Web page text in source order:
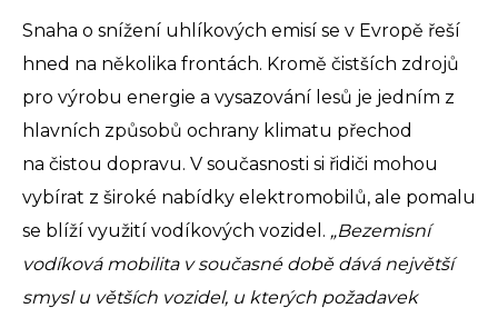
Snaha o snížení uhlíkových emisí se v Evropě řeší
hned na několika frontách. Kromě čistších zdrojů
pro výrobu energie a vysazování lesů je jedním z
hlavních způsobů ochrany klimatu přechod
na čistou dopravu. V současnosti si řidiči mohou
vybírat z široké nabídky elektromobilů, ale pomalu
se blíží využití vodíkových vozidel. „Bezemisní
vodíková mobilita v současné době dává největší
smysl u větších vozidel, u kterých požadavek